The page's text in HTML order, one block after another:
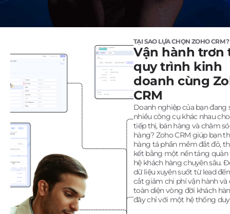
TẠI SAO LỰA CHỌN ZOHO CRM ?
Vận hành trơn
quy trình kinh
doanh cùng
CRM
Doanh nghiệp của bạn đang
nhiều công cụ khác nhau
tiếp thị, bán hàng và chăm
hàng? Zoho CRM giúp bạn
hàng tá phần mềm đắt đỏ,
kết bằng một nền tảng quản
hệ khách hàng chuyên sâu.
dữ liệu xuyên suốt từ lead
cắt giảm chi phí vận hành và
toàn diện vòng đời khách
đây chỉ với một hệ thống